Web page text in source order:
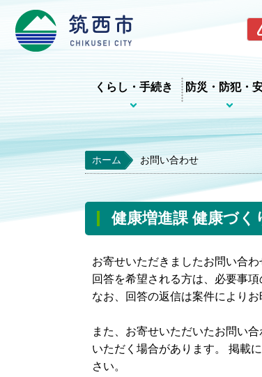
くらし・手続き 防災・防犯・
ホーム お問い合わせ
健康増進課 健康づ
お寄せいただきましたお問い合
回答を希望される方は、必要事
なお、回答の返信は案件により
また、お寄せいただいたお問い
いただく場合があります。 掲載
さい。